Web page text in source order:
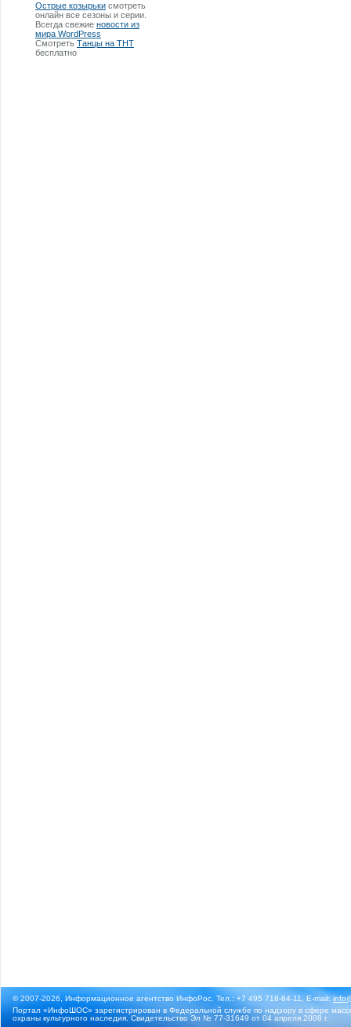
Острые козырьки смотреть
онлайн все сезоны и серии.
Всегда свежие новости из
мира WordPress
Смотреть Танцы на ТНТ
бесплатно
© 2007-2026, Информационное агентство ИнфоРос. Тел.: +7 495 718-84-11, E-mail:
Портал «ИнфоШОС» зарегистрирован в Федеральной службе по надзору в сфере
охраны культурного наследия. Свидетельство Эл № 77-31649 от 04 апреля 2008 г.